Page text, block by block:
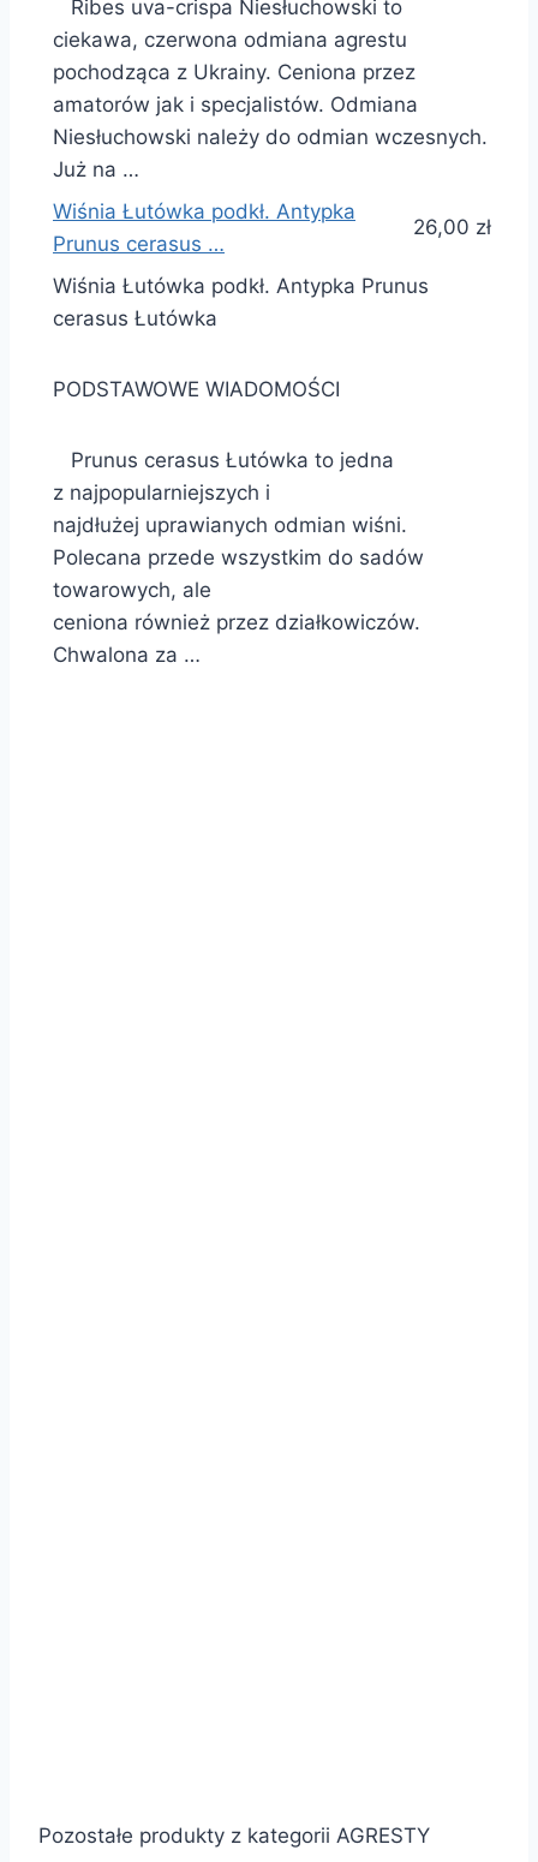
Ribes uva-crispa Niesłuchowski to
ciekawa, czerwona odmiana agrestu
pochodząca z Ukrainy. Ceniona przez
amatorów jak i specjalistów. Odmiana
Niesłuchowski należy do odmian wczesnych.
Już na …
Wiśnia Łutówka podkł. Antypka
Prunus cerasus …
26,00 zł
Wiśnia Łutówka podkł. Antypka Prunus
cerasus Łutówka
PODSTAWOWE WIADOMOŚCI
Prunus cerasus Łutówka to jedna
z najpopularniejszych i
najdłużej uprawianych odmian wiśni.
Polecana przede wszystkim do sadów
towarowych, ale
ceniona również przez działkowiczów.
Chwalona za …
Pozostałe produkty z kategorii AGRESTY